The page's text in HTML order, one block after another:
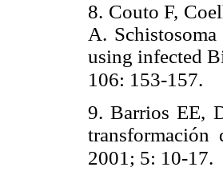
8. Couto F,
A.
using infected
106: 153-157.
9. Barrios EE,
2001; 5: 10-17.